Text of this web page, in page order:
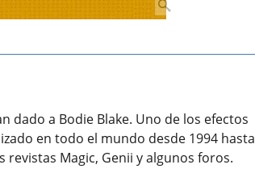
dado a Bodie Blake. Uno de los efectos
en todo el mundo desde 1994 hasta
Magic, Genii y algunos foros.